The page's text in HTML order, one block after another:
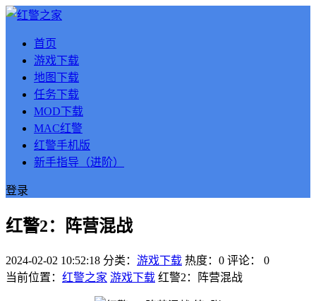
首页
游戏下载
地图下载
任务下载
MOD下载
MAC红警
红警手机版
新手指导（进阶）
登录
红警2：阵营混战
2024-02-02 10:52:18 分类： 游戏下载 热度：0 评论：
0
当前位置： 红警之家 游戏下载 红警2：阵营混战